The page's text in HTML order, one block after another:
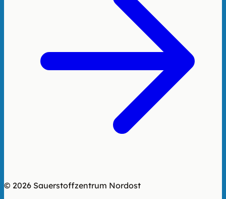
© 2026 Sauerstoffzentrum Nordost